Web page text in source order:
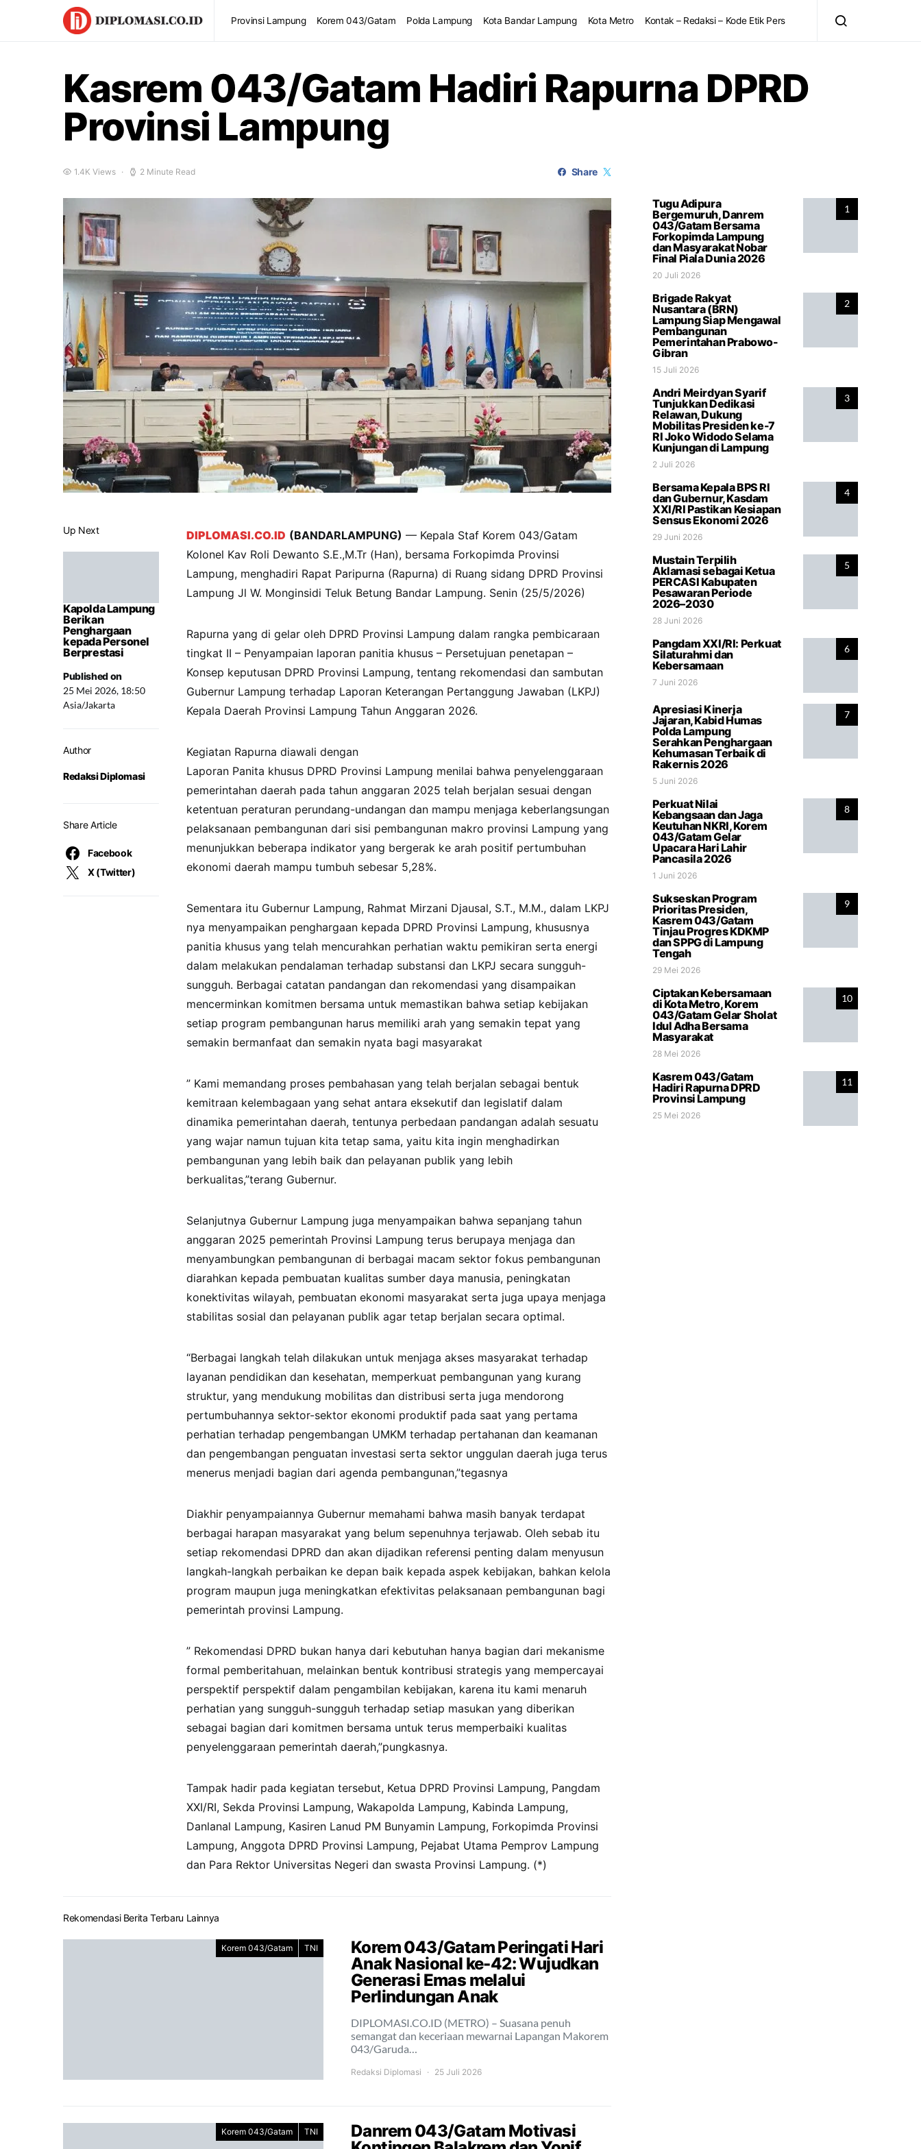
Provinsi Lampung Korem 043/Gatam Polda Lampung Kota Bandar Lampung Kota Metro Kontak – Redaksi – Kode Etik Pers
Kasrem 043/Gatam Hadiri Rapurna DPRD
Provinsi Lampung
1.4K Views 2 Minute Read Share
Up Next
Kapolda Lampung
Berikan
Penghargaan
kepada Personel
Berprestasi
Published on
25 Mei 2026, 18:50
Asia/Jakarta
Author
Redaksi Diplomasi
Share Article
Facebook
X (Twitter)
DIPLOMASI.CO.ID (BANDARLAMPUNG) — Kepala Staf Korem 043/Gatam
Kolonel Kav Roli Dewanto S.E.,M.Tr (Han), bersama Forkopimda Provinsi
Lampung, menghadiri Rapat Paripurna (Rapurna) di Ruang sidang DPRD Provinsi
Lampung Jl W. Monginsidi Teluk Betung Bandar Lampung. Senin (25/5/2026)
Rapurna yang di gelar oleh DPRD Provinsi Lampung dalam rangka pembicaraan
tingkat II – Penyampaian laporan panitia khusus – Persetujuan penetapan –
Konsep keputusan DPRD Provinsi Lampung, tentang rekomendasi dan sambutan
Gubernur Lampung terhadap Laporan Keterangan Pertanggung Jawaban (LKPJ)
Kepala Daerah Provinsi Lampung Tahun Anggaran 2026.
Kegiatan Rapurna diawali dengan
Laporan Panita khusus DPRD Provinsi Lampung menilai bahwa penyelenggaraan
pemerintahan daerah pada tahun anggaran 2025 telah berjalan sesuai dengan
ketentuan peraturan perundang-undangan dan mampu menjaga keberlangsungan
pelaksanaan pembangunan dari sisi pembangunan makro provinsi Lampung yang
menunjukkan beberapa indikator yang bergerak ke arah positif pertumbuhan
ekonomi daerah mampu tumbuh sebesar 5,28%.
Sementara itu Gubernur Lampung, Rahmat Mirzani Djausal, S.T., M.M., dalam LKPJ
nya menyampaikan penghargaan kepada DPRD Provinsi Lampung, khususnya
panitia khusus yang telah mencurahkan perhatian waktu pemikiran serta energi
dalam melakukan pendalaman terhadap substansi dan LKPJ secara sungguh-
sungguh. Berbagai catatan pandangan dan rekomendasi yang disampaikan
mencerminkan komitmen bersama untuk memastikan bahwa setiap kebijakan
setiap program pembangunan harus memiliki arah yang semakin tepat yang
semakin bermanfaat dan semakin nyata bagi masyarakat
” Kami memandang proses pembahasan yang telah berjalan sebagai bentuk
kemitraan kelembagaan yang sehat antara eksekutif dan legislatif dalam
dinamika pemerintahan daerah, tentunya perbedaan pandangan adalah sesuatu
yang wajar namun tujuan kita tetap sama, yaitu kita ingin menghadirkan
pembangunan yang lebih baik dan pelayanan publik yang lebih
berkualitas,”terang Gubernur.
Selanjutnya Gubernur Lampung juga menyampaikan bahwa sepanjang tahun
anggaran 2025 pemerintah Provinsi Lampung terus berupaya menjaga dan
menyambungkan pembangunan di berbagai macam sektor fokus pembangunan
diarahkan kepada pembuatan kualitas sumber daya manusia, peningkatan
konektivitas wilayah, pembuatan ekonomi masyarakat serta juga upaya menjaga
stabilitas sosial dan pelayanan publik agar tetap berjalan secara optimal.
“Berbagai langkah telah dilakukan untuk menjaga akses masyarakat terhadap
layanan pendidikan dan kesehatan, memperkuat pembangunan yang kurang
struktur, yang mendukung mobilitas dan distribusi serta juga mendorong
pertumbuhannya sektor-sektor ekonomi produktif pada saat yang pertama
perhatian terhadap pengembangan UMKM terhadap pertahanan dan keamanan
dan pengembangan penguatan investasi serta sektor unggulan daerah juga terus
menerus menjadi bagian dari agenda pembangunan,”tegasnya
Diakhir penyampaiannya Gubernur memahami bahwa masih banyak terdapat
berbagai harapan masyarakat yang belum sepenuhnya terjawab. Oleh sebab itu
setiap rekomendasi DPRD dan akan dijadikan referensi penting dalam menyusun
langkah-langkah perbaikan ke depan baik kepada aspek kebijakan, bahkan kelola
program maupun juga meningkatkan efektivitas pelaksanaan pembangunan bagi
pemerintah provinsi Lampung.
” Rekomendasi DPRD bukan hanya dari kebutuhan hanya bagian dari mekanisme
formal pemberitahuan, melainkan bentuk kontribusi strategis yang mempercayai
perspektif perspektif dalam pengambilan kebijakan, karena itu kami menaruh
perhatian yang sungguh-sungguh terhadap setiap masukan yang diberikan
sebagai bagian dari komitmen bersama untuk terus memperbaiki kualitas
penyelenggaraan pemerintah daerah,”pungkasnya.
Tampak hadir pada kegiatan tersebut, Ketua DPRD Provinsi Lampung, Pangdam
XXI/RI, Sekda Provinsi Lampung, Wakapolda Lampung, Kabinda Lampung,
Danlanal Lampung, Kasiren Lanud PM Bunyamin Lampung, Forkopimda Provinsi
Lampung, Anggota DPRD Provinsi Lampung, Pejabat Utama Pemprov Lampung
dan Para Rektor Universitas Negeri dan swasta Provinsi Lampung. (*)
Rekomendasi Berita Terbaru Lainnya
Korem 043/Gatam TNI
Korem 043/Gatam Peringati Hari
Anak Nasional ke-42: Wujudkan
Generasi Emas melalui
Perlindungan Anak
DIPLOMASI.CO.ID (METRO) – Suasana penuh
semangat dan keceriaan mewarnai Lapangan Makorem
043/Garuda…
Redaksi Diplomasi 25 Juli 2026
Korem 043/Gatam TNI
Danrem 043/Gatam Motivasi
1
Tugu Adipura
Bergemuruh, Danrem
043/Gatam Bersama
Forkopimda Lampung
dan Masyarakat Nobar
Final Piala Dunia 2026
20 Juli 2026
2
Brigade Rakyat
Nusantara (BRN)
Lampung Siap Mengawal
Pembangunan
Pemerintahan Prabowo-
Gibran
15 Juli 2026
3
Andri Meirdyan Syarif
Tunjukkan Dedikasi
Relawan, Dukung
Mobilitas Presiden ke-7
RI Joko Widodo Selama
Kunjungan di Lampung
2 Juli 2026
4
Bersama Kepala BPS RI
dan Gubernur, Kasdam
XXI/RI Pastikan Kesiapan
Sensus Ekonomi 2026
29 Juni 2026
5
Mustain Terpilih
Aklamasi sebagai Ketua
PERCASI Kabupaten
Pesawaran Periode
2026–2030
28 Juni 2026
6
Pangdam XXI/RI: Perkuat
Silaturahmi dan
Kebersamaan
7 Juni 2026
7
Apresiasi Kinerja
Jajaran, Kabid Humas
Polda Lampung
Serahkan Penghargaan
Kehumasan Terbaik di
Rakernis 2026
5 Juni 2026
8
Perkuat Nilai
Kebangsaan dan Jaga
Keutuhan NKRI, Korem
043/Gatam Gelar
Upacara Hari Lahir
Pancasila 2026
1 Juni 2026
9
Sukseskan Program
Prioritas Presiden,
Kasrem 043/Gatam
Tinjau Progres KDKMP
dan SPPG di Lampung
Tengah
29 Mei 2026
10
Ciptakan Kebersamaan
di Kota Metro, Korem
043/Gatam Gelar Sholat
Idul Adha Bersama
Masyarakat
28 Mei 2026
11
Kasrem 043/Gatam
Hadiri Rapurna DPRD
Provinsi Lampung
25 Mei 2026